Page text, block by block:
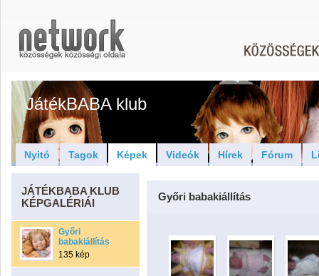
JátékBABA klub
Nyitó Tagok Képek Videók Hírek Fórum
JÁTÉKBABA KLUB
KÉPGALÉRIÁI
Győri
babakiállítás
135 kép
Győri babakiállítás